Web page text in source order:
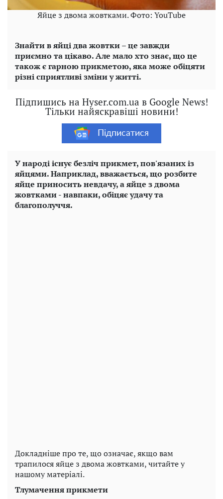
Яйце з двома жовтками. Фото: YouTube
Знайти в яйці два жовтки – це завжди
приємно та цікаво. Але мало хто знає, що це
також є гарною прикметою, яка може обіцяти
різні сприятливі зміни у житті.
Підпишись на Hyser.com.ua в Google News!
Тільки найяскравіші новини!
Підписатися
У народі існує безліч прикмет, пов'язаних із
яйцями. Наприклад, вважається, що розбите
яйце приносить невдачу, а яйце з двома
жовтками - навпаки, обіцяє удачу та
благополуччя.
Докладніше про те, що означає, якщо вам
трапилося яйце з двома жовтками, читайте у
нашому матеріалі.
Тлумачення прикмети